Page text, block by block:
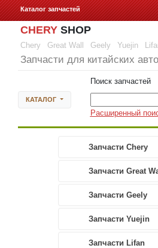
Каталог запчастей
CHERY SHOP
Chery Great Wall Geely Yuejin
Запчасти для китайских
КАТАЛОГ
Поиск запчастей
Расширенный
Запчасти Chery
Запчасти Great
Запчасти Geely
Запчасти Yuejin
Запчасти Lifan